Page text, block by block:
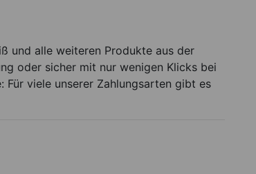
und alle weiteren Produkte aus der
oder sicher mit nur wenigen Klicks bei
Für viele unserer Zahlungsarten gibt es